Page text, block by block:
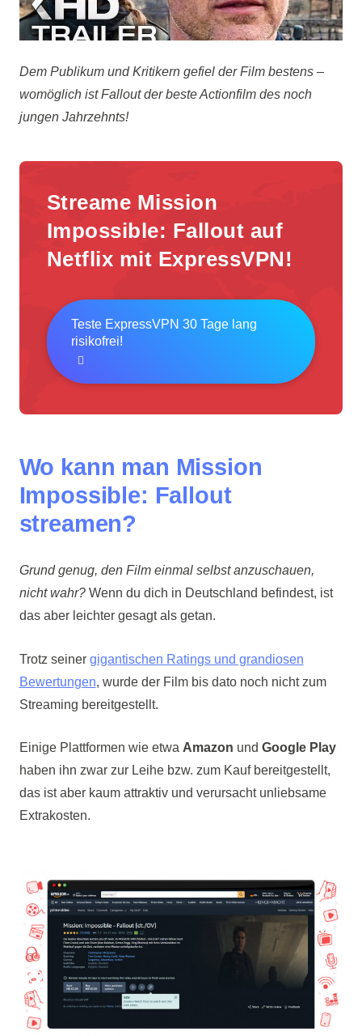
Dem Publikum und Kritikern gefiel der Film bestens –
womöglich ist Fallout der beste Actionfilm des noch
jungen Jahrzehnts!
Streame Mission
Impossible: Fallout auf
Netflix mit ExpressVPN!
Teste ExpressVPN 30 Tage lang
risikofrei!
Wo kann man Mission
Impossible: Fallout
streamen?
Grund genug, den Film einmal selbst anzuschauen,
nicht wahr?Wenn du dich in Deutschland befindest, ist
das aber leichter gesagt als getan.
Trotz seiner gigantischen Ratings und grandiosen
Bewertungen, wurde der Film bis dato noch nicht zum
Streaming bereitgestellt.
Einige Plattformen wie etwa Amazon und Google Play
haben ihn zwar zur Leihe bzw. zum Kauf bereitgestellt,
das ist aber kaum attraktiv und verursacht unliebsame
Extrakosten.